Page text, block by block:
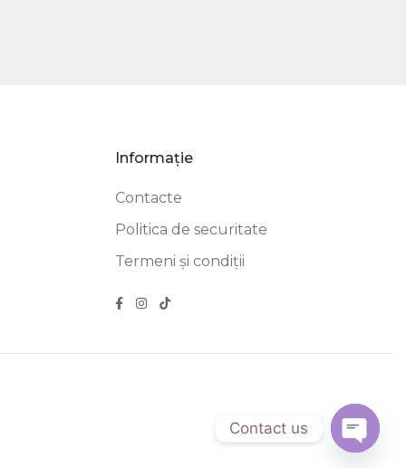
Informație
Contacte
Politica de securitate
Termeni și condiții
Contact us